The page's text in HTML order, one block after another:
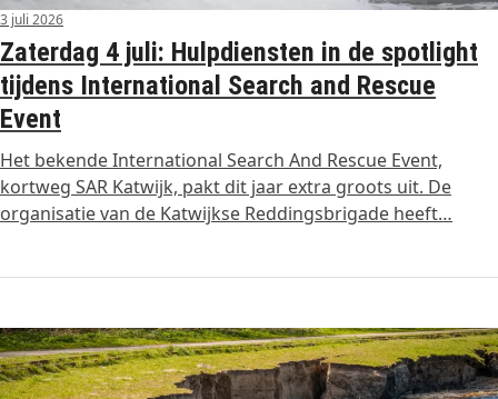
3 juli 2026
Zaterdag 4 juli: Hulpdiensten in de spotlight
tijdens International Search and Rescue
Event
Het bekende International Search And Rescue Event,
kortweg SAR Katwijk, pakt dit jaar extra groots uit. De
organisatie van de Katwijkse Reddingsbrigade heeft…